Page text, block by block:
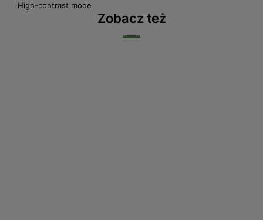
High-contrast mode
Zobacz też